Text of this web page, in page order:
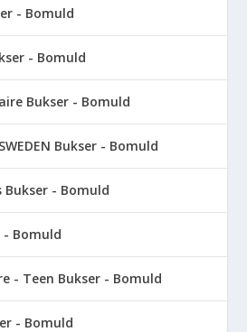
- Bomuld
- Bomuld
Bukser - Bomuld
SWEDEN Bukser - Bomuld
Bukser - Bomuld
- Bomuld
- Teen Bukser - Bomuld
- Bomuld